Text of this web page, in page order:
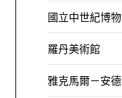
國立中世紀博
羅丹美術館
雅克馬爾－安